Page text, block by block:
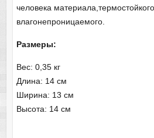
человека
влагонепроницаемого.
Размеры:
Вес: 0,35 кг
Длина: 14 см
Ширина: 13 см
Высота: 14 см